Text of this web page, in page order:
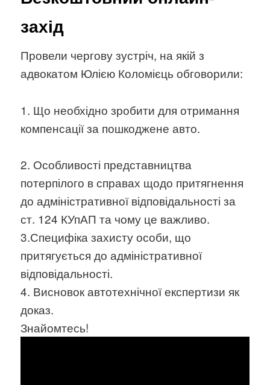
захід
Провели чергову зустріч, на якій з
адвокатом Юлією Коломієць обговорили:
1. Що необхідно зробити для отримання
компенсації за пошкоджене авто.
2. Особливості представництва
потерпілого в справах щодо притягнення
до адміністративної відповідальності за
ст. 124 КУпАП та чому це важливо.
3.Специфіка захисту особи, що
притягується до адміністративної
відповідальності.
4. Висновок автотехнічної експертизи як
доказ.
Знайомтесь!